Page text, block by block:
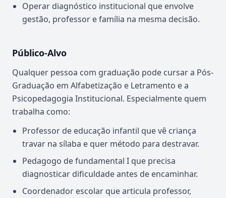
Operar diagnóstico institucional que envolve
gestão, professor e família na mesma decisão.
Público-Alvo
Qualquer pessoa com graduação pode cursar a Pós-
Graduação em Alfabetização e Letramento e a
Psicopedagogia Institucional. Especialmente quem
trabalha como:
Professor de educação infantil que vê criança
travar na sílaba e quer método para destravar.
Pedagogo de fundamental I que precisa
diagnosticar dificuldade antes de encaminhar.
Coordenador escolar que articula professor,